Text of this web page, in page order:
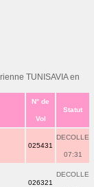
TUNISAVIA en
N° de
Vol
Statut
025431
DECOLLE
07:31
026321
DECOLLE